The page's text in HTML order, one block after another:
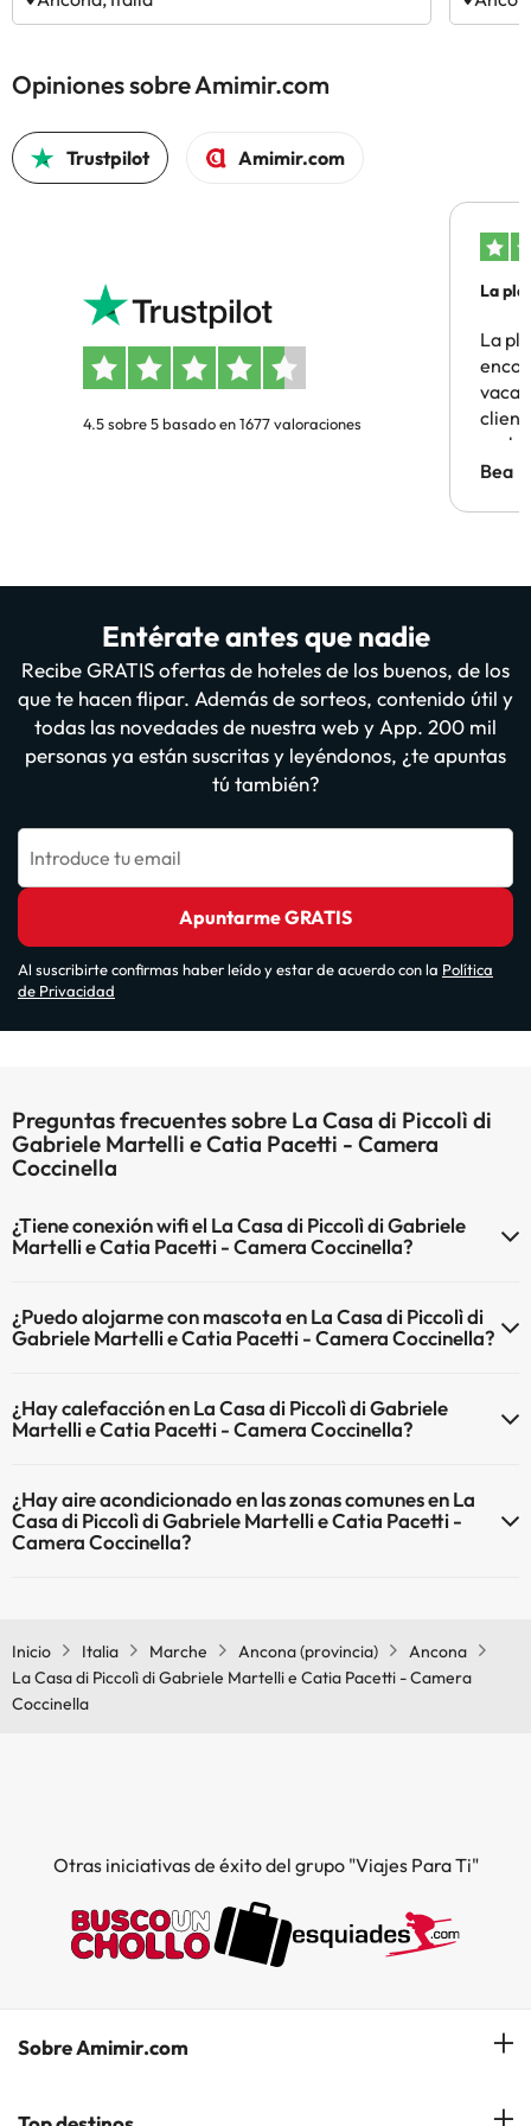
Opiniones sobre Amimir.com
Trustpilot Amimir.com
4.5 sobre 5 basado en 1677 valoraciones
La
La
Bea
Entérate antes que nadie
Recibe GRATIS ofertas de hoteles de los buenos, de los
que te hacen flipar. Además de sorteos, contenido útil y
todas las novedades de nuestra web y App. 200 mil
personas ya están suscritas y leyéndonos, ¿te apuntas
tú también?
Introduce tu email
Apuntarme GRATIS
Al suscribirte confirmas haber leído y estar de acuerdo con la Política
de Privacidad
Preguntas frecuentes sobre La Casa di Piccolì di
Gabriele Martelli e Catia Pacetti - Camera
Coccinella
¿Tiene conexión wifi el La Casa di Piccolì di Gabriele
Martelli e Catia Pacetti - Camera Coccinella?
Coccinella dispone de Wi-Fi.
¿Puedo alojarme con mascota en La Casa di Piccolì di
Gabriele Martelli e Catia Pacetti - Camera Coccinella?
Coccinella se admiten mascotas (previa petición y de pago directo
en hotel). Consulta las condiciones.
¿Hay calefacción en La Casa di Piccolì di Gabriele
Martelli e Catia Pacetti - Camera Coccinella?
Coccinella tiene calefacción en las zonas comunes.
¿Hay aire acondicionado en las zonas comunes en La
Casa di Piccolì di Gabriele Martelli e Catia Pacetti -
Camera Coccinella?
Inicio
Italia Marche Ancona (provincia)
Ancona
La Casa di Piccolì di Gabriele Martelli e Catia Pacetti - Camera
Coccinella
Otras iniciativas de éxito del grupo "Viajes Para Ti"
Sobre Amimir.com
¿Quiénes somos?